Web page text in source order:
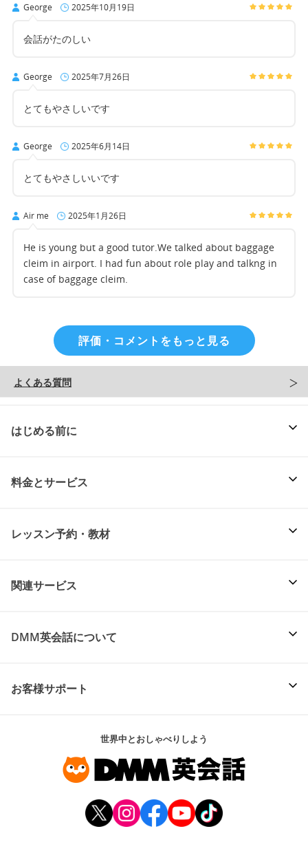
George 2025年10月19日
会話がたのしい
George 2025年7月26日
とてもやさしいです
George 2025年6月14日
とてもやさしいいです
Air me 2025年1月26日
He is young but a good tutor.We talked about baggage
cleim in airport. I had fun about role play and talkng in
case of baggage cleim.
評価・コメントをもっと見る
よくある質問
はじめる前に
料金とサービス
レッスン予約・教材
関連サービス
DMM英会話について
お客様サポート
世界中とおしゃべりしよう